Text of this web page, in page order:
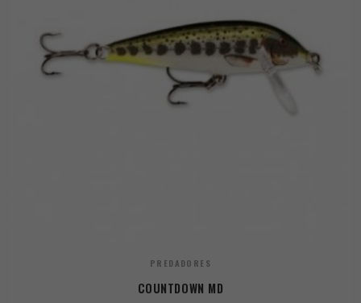
PREDADORES
COUNTDOWN MD